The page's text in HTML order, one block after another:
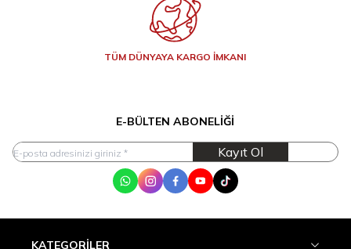
TÜM DÜNYAYA KARGO İMKANI
E-BÜLTEN ABONELIĞI
Kayıt Ol
WhatsApp
InstagramFacebook
YoutubeTik Tok
KATEGORILER